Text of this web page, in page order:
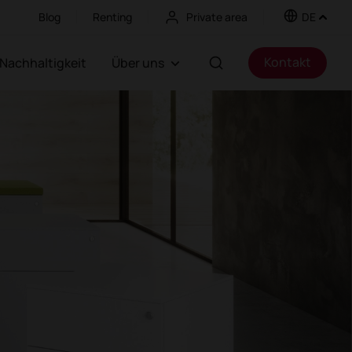
Blog Renting Private area DE
Nachhaltigkeit Über uns Kontakt